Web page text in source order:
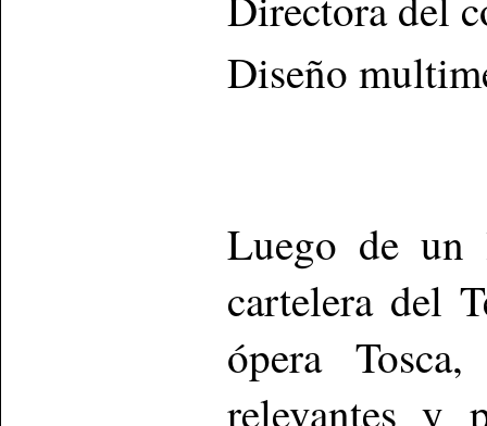
Diseño
Luego de un
cartelera del
ópera
relevantes y